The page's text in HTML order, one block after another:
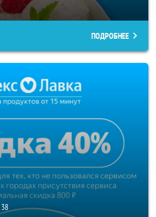
ПОДРОБНЕЕ
38